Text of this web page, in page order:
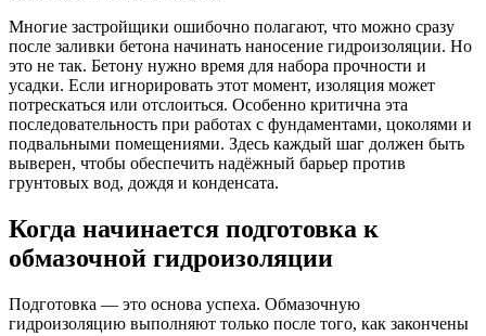
Многие застройщики ошибочно полагают, что можно сразу
после заливки бетона начинать наносение гидроизоляции. Но
это не так. Бетону нужно время для набора прочности и
усадки. Если игнорировать этот момент, изоляция может
потрескаться или отслоиться. Особенно критична эта
последовательность при работах с фундаментами, цоколями и
подвальными помещениями. Здесь каждый шаг должен быть
выверен, чтобы обеспечить надёжный барьер против
грунтовых вод, дождя и конденсата.
Когда начинается подготовка к
обмазочной гидроизоляции
Подготовка — это основа успеха. Обмазочную
гидроизоляцию выполняют только после того, как закончены